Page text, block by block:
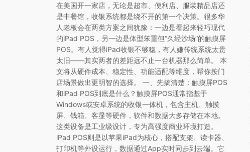
在美国开一家店，无论是超市、便利店、服装精品店还
是中餐馆，收银系统都是绕不开的第一个决策。很多华
人老板会在两类方案之间犹豫：一边是看起来轻巧现代
的iPad POS，另一边是体型笨重但“久经沙场”的触摸屏
POS。有人觉得iPad收银不够稳，有人嫌传统系统太贵
太旧——其实两者的差距远不止一台机器那么简单。 本
文将从硬件成本、稳定性、功能适配等维度，帮你按门
店场景做出更明智的选择。 一、先搞清楚：触摸屏POS
和iPad POS到底是什么？触摸屏POS通常指基于
Windows或安卓系统的收银一体机，包含主机、触摸
屏、钱箱、客显等硬件，软件和数据大多存储在本地。
这类设备是工业级设计，专为高强度商业环境打造。
iPad POS则是以苹果iPad为核心，搭配支架、读卡器、
打印机等外设运行，数据通过App实时同步到云端。它